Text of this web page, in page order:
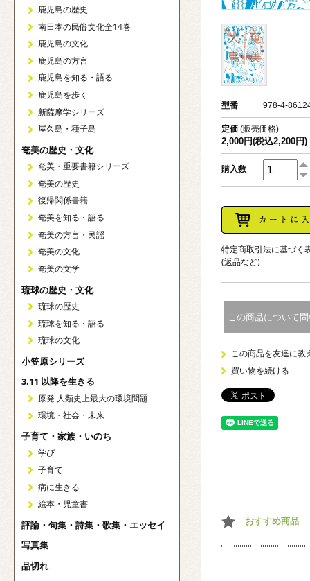
型番 978-4-
定価 (販売価格)
2,000円(税込2,200円)
購入数
特定商取引法に基づく
(返品など)
この商品について
この商品を友達に教
買い物を続ける
おすすめ商品
鹿児島の歴史
南日本の民俗文化全14巻
鹿児島の文化
鹿児島の方言
鹿児島を知る・語る
鹿児島を歩く
新薩摩学シリーズ
屋久島・種子島
奄美の歴史・文化
奄美・重要書籍シリーズ
奄美の歴史
復帰関係書籍
奄美を知る・語る
奄美の方言・民謡
奄美の文化
奄美の文学
琉球の歴史・文化
琉球の歴史
琉球を知る・語る
琉球の文化
小笠原シリーズ
3.11 以降を生きる
原発 人類史上最大の環境問題
環境・社会・未来
子育て・家族・いのち
学び
子育て
病に生きる
絵本・児童書
評論・句集・詩集・歌集・エッセイ
写真集
品切れ